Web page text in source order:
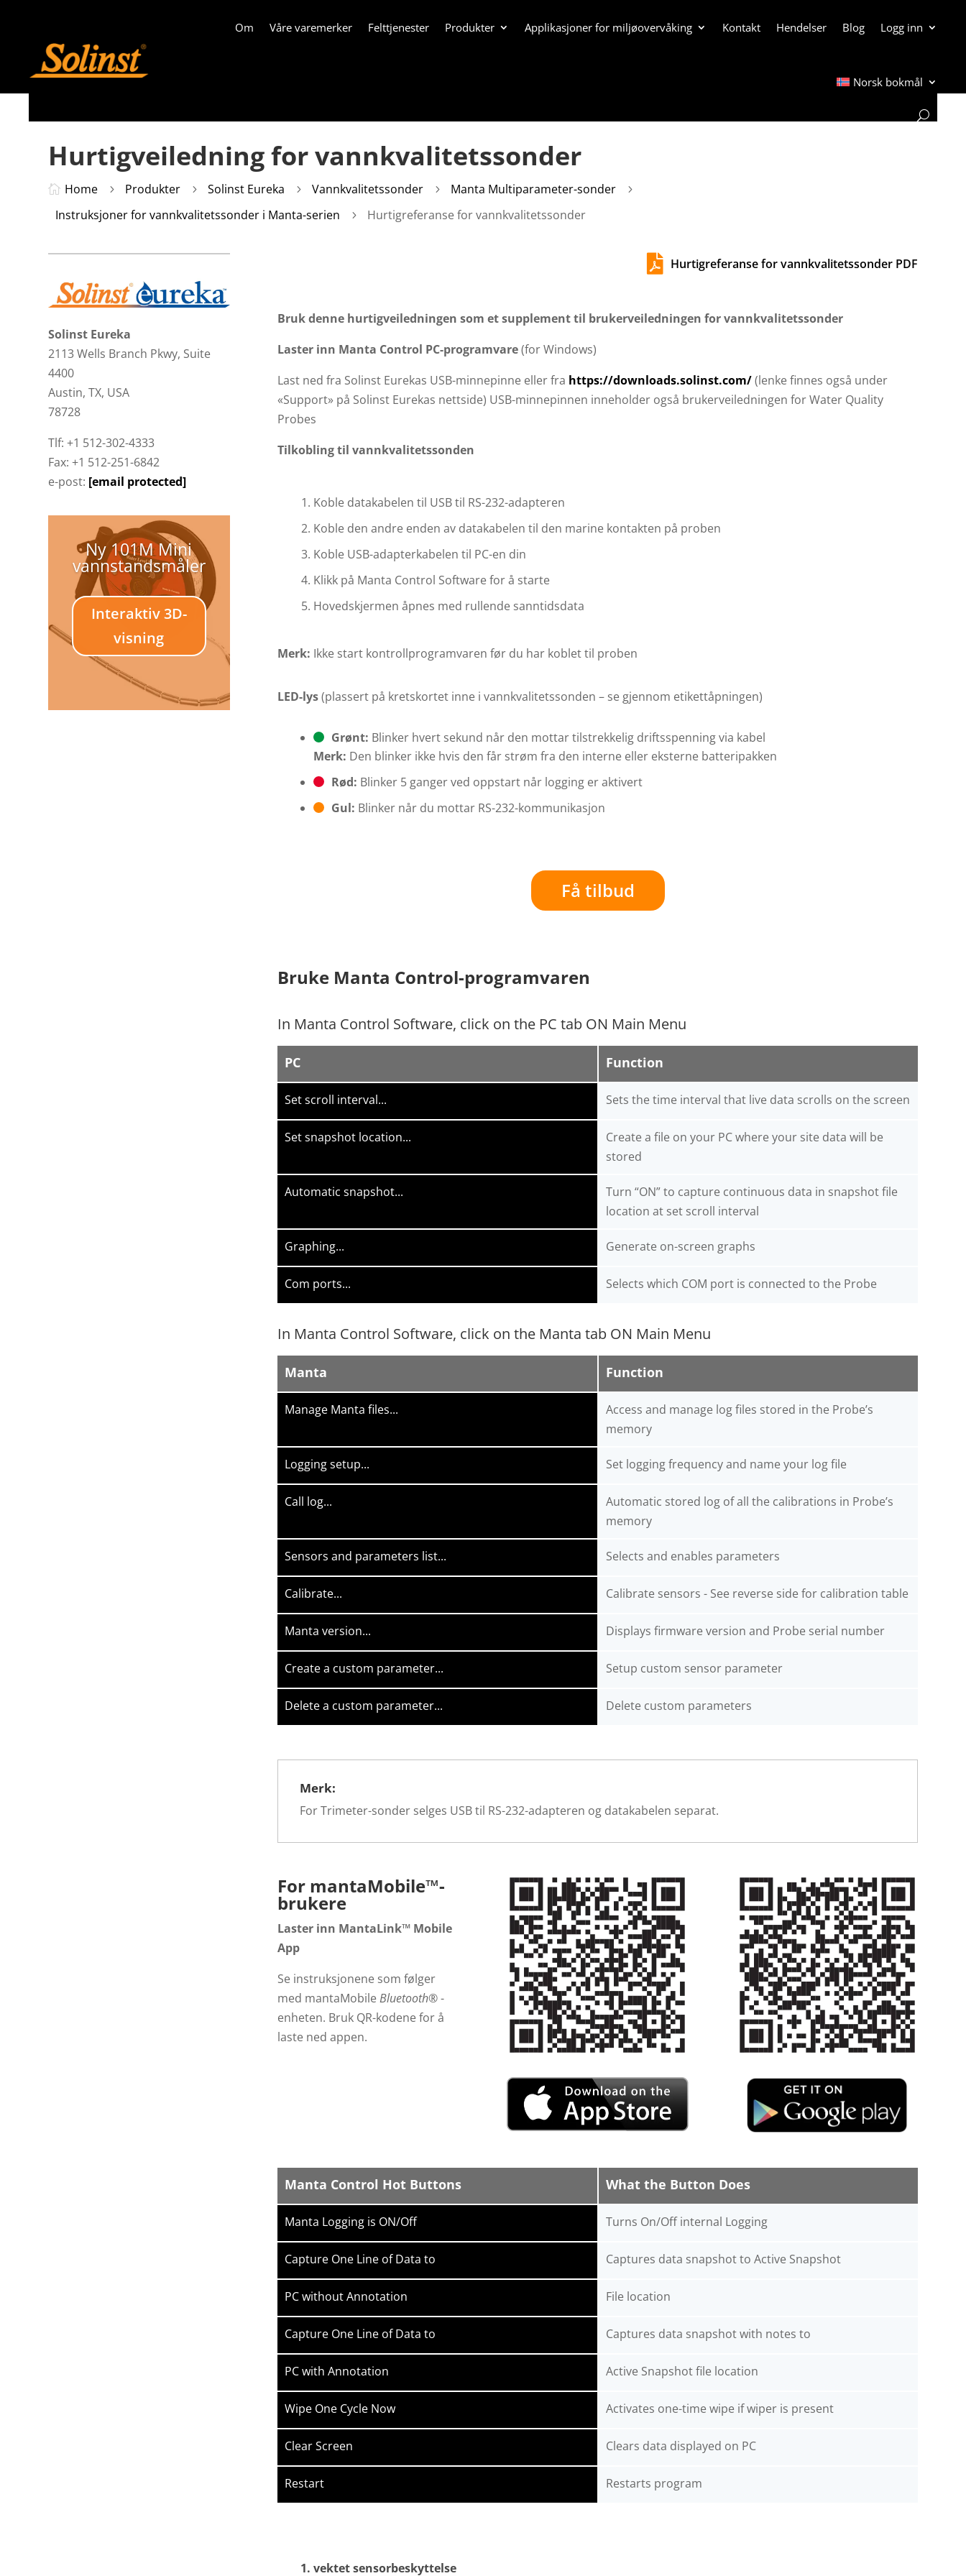
Om Våre varemerker Felttjenester Produkter Applikasjoner for miljøovervåking Kontakt Hendelser Blog Logg inn
Norsk bokmål
Hurtigveiledning for vannkvalitetssonder
 Home 5 Produkter 5 Solinst Eureka 5 Vannkvalitetssonder 5 Manta Multiparameter-sonder 5
Instruksjoner for vannkvalitetssonder i Manta-serien 5 Hurtigreferanse for vannkvalitetssonder
Solinst Eureka
2113 Wells Branch Pkwy, Suite
4400
Austin, TX, USA
78728
Tlf: +1 512-302-4333
Fax: +1 512-251-6842
e-post: [email protected]
Ny 101M Mini
vannstandsmåler
Interaktiv 3D-
visning
 Hurtigreferanse for vannkvalitetssonder PDF
Bruk denne hurtigveiledningen som et supplement til brukerveiledningen for vannkvalitetssonder
Laster inn Manta Control PC-programvare(for Windows)
Last ned fra Solinst Eurekas USB-minnepinne eller fra https://downloads.solinst.com/(lenke finnes også under
«Support» på Solinst Eurekas nettside) USB-minnepinnen inneholder også brukerveiledningen for Water Quality
Probes
Tilkobling til vannkvalitetssonden
Koble datakabelen til USB til RS-232-adapteren
Koble den andre enden av datakabelen til den marine kontakten på proben
Koble USB-adapterkabelen til PC-en din
Klikk på Manta Control Software for å starte
Hovedskjermen åpnes med rullende sanntidsdata
Merk: Ikke start kontrollprogramvaren før du har koblet til proben
LED-lys(plassert på kretskortet inne i vannkvalitetssonden – se gjennom etikettåpningen)
Grønt: Blinker hvert sekund når den mottar tilstrekkelig driftsspenning via kabel
Merk: Den blinker ikke hvis den får strøm fra den interne eller eksterne batteripakken
Rød: Blinker 5 ganger ved oppstart når logging er aktivert
Gul: Blinker når du mottar RS-232-kommunikasjon
Få tilbud
Bruke Manta Control-programvaren
In Manta Control Software, click on the PC tab ON Main Menu
PC Function
Set scroll interval... Sets the time interval that live data scrolls on the screen
Set snapshot location...
Create a file on your PC where your site data will be
stored
Automatic snapshot...
Turn “ON” to capture continuous data in snapshot file
location at set scroll interval
Graphing... Generate on-screen graphs
Com ports... Selects which COM port is connected to the Probe
In Manta Control Software, click on the Manta tab ON Main Menu
Manta Function
Manage Manta files...
Access and manage log files stored in the Probe’s
memory
Logging setup... Set logging frequency and name your log file
Call log...
Automatic stored log of all the calibrations in Probe’s
memory
Sensors and parameters list... Selects and enables parameters
Calibrate... Calibrate sensors - See reverse side for calibration table
Manta version... Displays firmware version and Probe serial number
Create a custom parameter... Setup custom sensor parameter
Delete a custom parameter... Delete custom parameters
Merk:
For Trimeter-sonder selges USB til RS-232-adapteren og datakabelen separat.
For mantaMobile™-
brukere
Laster inn MantaLink™ Mobile
App
Se instruksjonene som følger
med mantaMobileBluetooth®-
enheten. Bruk QR-kodene for å
laste ned appen.
Manta Control Hot Buttons What the Button Does
Manta Logging is ON/Off Turns On/Off internal Logging
Capture One Line of Data to Captures data snapshot to Active Snapshot
PC without Annotation File location
Capture One Line of Data to Captures data snapshot with notes to
PC with Annotation Active Snapshot file location
Wipe One Cycle Now Activates one-time wipe if wiper is present
Clear Screen Clears data displayed on PC
Restart Restarts program
vektet sensorbeskyttelse